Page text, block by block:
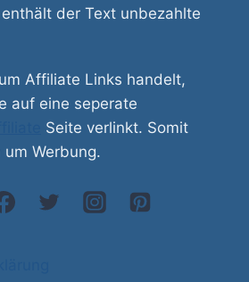
der Text unbezahlte
Affiliate Links handelt,
auf eine seperate
Seite verlinkt. Somit
Werbung.